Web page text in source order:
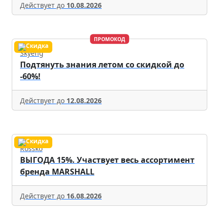
Действует до 10.08.2026
ПРОМОКОД
Skyeng
Подтянуть знания летом со скидкой до
-60%!
Действует до 12.08.2026
Rossko
ВЫГОДА 15%. Участвует весь ассортимент
бренда MARSHALL
Действует до 16.08.2026